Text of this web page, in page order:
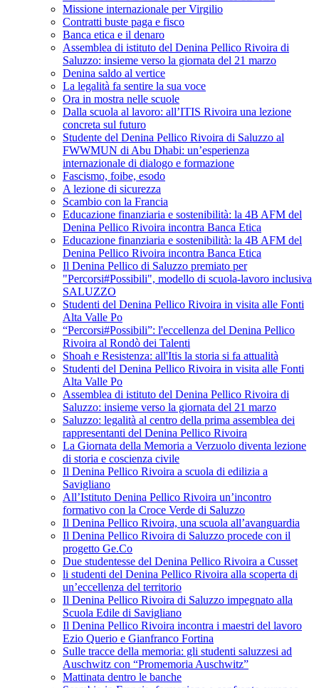
Missione internazionale per Virgilio
Contratti buste paga e fisco
Banca etica e il denaro
Assemblea di istituto del Denina Pellico Rivoira di
Saluzzo: insieme verso la giornata del 21 marzo
Denina saldo al vertice
La legalità fa sentire la sua voce
Ora in mostra nelle scuole
Dalla scuola al lavoro: all’ITIS Rivoira una lezione
concreta sul futuro
Studente del Denina Pellico Rivoira di Saluzzo al
FWWMUN di Abu Dhabi: un’esperienza
internazionale di dialogo e formazione
Fascismo, foibe, esodo
A lezione di sicurezza
Scambio con la Francia
Educazione finanziaria e sostenibilità: la 4B AFM del
Denina Pellico Rivoira incontra Banca Etica
Educazione finanziaria e sostenibilità: la 4B AFM del
Denina Pellico Rivoira incontra Banca Etica
Il Denina Pellico di Saluzzo premiato per
"Percorsi#Possibili", modello di scuola-lavoro inclusiva
SALUZZO
Studenti del Denina Pellico Rivoira in visita alle Fonti
Alta Valle Po
“Percorsi#Possibili”: l'eccellenza del Denina Pellico
Rivoira al Rondò dei Talenti
Shoah e Resistenza: all'Itis la storia si fa attualità
Studenti del Denina Pellico Rivoira in visita alle Fonti
Alta Valle Po
Assemblea di istituto del Denina Pellico Rivoira di
Saluzzo: insieme verso la giornata del 21 marzo
Saluzzo: legalità al centro della prima assemblea dei
rappresentanti del Denina Pellico Rivoira
La Giornata della Memoria a Verzuolo diventa lezione
di storia e coscienza civile
Il Denina Pellico Rivoira a scuola di edilizia a
Savigliano
All’Istituto Denina Pellico Rivoira un’incontro
formativo con la Croce Verde di Saluzzo
Il Denina Pellico Rivoira, una scuola all’avanguardia
Il Denina Pellico Rivoira di Saluzzo procede con il
progetto Ge.Co
Due studentesse del Denina Pellico Rivoira a Cusset
li studenti del Denina Pellico Rivoira alla scoperta di
un’eccellenza del territorio
Il Denina Pellico Rivoira di Saluzzo impegnato alla
Scuola Edile di Savigliano
Il Denina Pellico Rivoira incontra i maestri del lavoro
Ezio Querio e Gianfranco Fortina
Sulle tracce della memoria: gli studenti saluzzesi ad
Auschwitz con “Promemoria Auschwitz”
Mattinata dentro le banche